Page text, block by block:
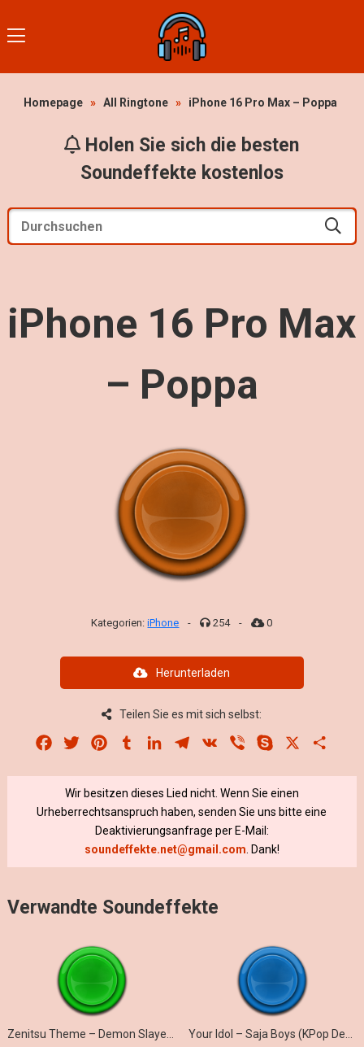
Homepage » All Ringtone » iPhone 16 Pro Max – Poppa
Holen Sie sich die besten
Soundeffekte kostenlos
iPhone 16 Pro Max
– Poppa
Kategorien:iPhone - 254 - 0
Herunterladen
Teilen Sie es mit sich selbst:
Facebook
Twitter PinterestTumblrLinkedInTelegram
VK Viber Skype
Wir besitzen dieses Lied nicht. Wenn Sie einen
Urheberrechtsanspruch haben, senden Sie uns bitte eine
Deaktivierungsanfrage per E-Mail:
soundeffekte.net@gmail.com . Dank!
Verwandte Soundeffekte